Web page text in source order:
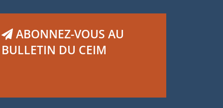
ABONNEZ-VOUS AU
BULLETIN DU CEIM